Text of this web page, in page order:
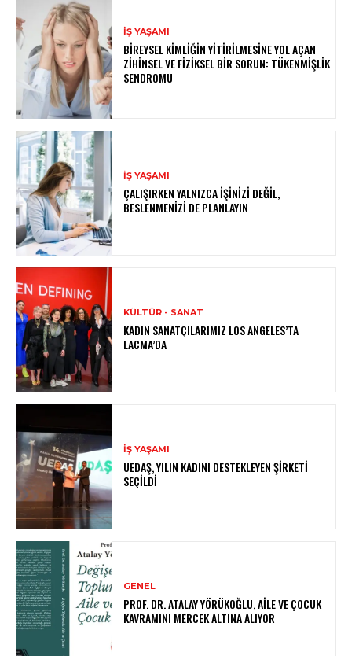
İŞ YAŞAMI
BIREYSEL KIMLIĞIN YITIRILMESINE YOL AÇAN
ZIHINSEL VE FIZIKSEL BIR SORUN: TÜKENMIŞLIK
SENDROMU
İŞ YAŞAMI
ÇALIŞIRKEN YALNIZCA İŞINIZI DEĞIL,
BESLENMENIZI DE PLANLAYIN
KÜLTÜR - SANAT
KADIN SANATÇILARIMIZ LOS ANGELES’TA
LACMA’DA
İŞ YAŞAMI
UEDAŞ, YILIN KADINI DESTEKLEYEN ŞIRKETI
SEÇILDI
GENEL
PROF. DR. ATALAY YÖRÜKOĞLU, AILE VE ÇOCUK
KAVRAMINI MERCEK ALTINA ALIYOR